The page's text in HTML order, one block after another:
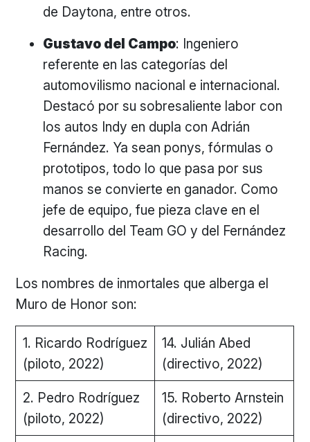
de Daytona, entre otros.
Gustavo del Campo: Ingeniero
referente en las categorías del
automovilismo nacional e internacional.
Destacó por su sobresaliente labor con
los autos Indy en dupla con Adrián
Fernández. Ya sean ponys, fórmulas o
prototipos, todo lo que pasa por sus
manos se convierte en ganador. Como
jefe de equipo, fue pieza clave en el
desarrollo del Team GO y del Fernández
Racing.
Los nombres de inmortales que alberga el
Muro de Honor son:
1. Ricardo Rodríguez
(piloto, 2022)
14. Julián Abed
(directivo, 2022)
2. Pedro Rodríguez
(piloto, 2022)
15. Roberto Arnstein
(directivo, 2022)